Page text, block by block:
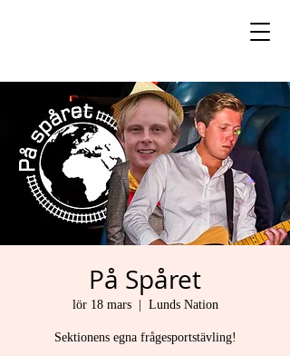
På Spåret
lör 18 mars
  |
Lunds Nation
Sektionens egna frågesportstävling!